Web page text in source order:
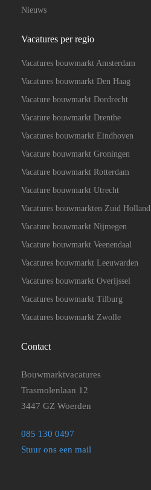
Nieuws
Vacatures per regio
Vacatures bouwmarkt Amsterdam
Vacatures bouwmarkt Den Haag
Vacature bouwmarkt Dordrecht
Vacature bouwmarkt Drenthe
Vacatures bouwmarkt Eindhoven
Vacature bouwmarkt Groningen
Vacature bouwmarkt Rotterdam
Vacature bouwmarkt Utrecht
Vacatures bouwmarkten Zuid Holland
Vacature bouwmarkt Nijmegen
Vacature bouwmarkt Veenendaal
Vacatures bouwmarkt Leeuwarden
Vacatures bouwmarkt Overijssel
Vacatures bouwmarkt Tilburg
Vacatures bouwmarkt Zwolle
Contact
Bouwmarktvacatures
Trasmolenlaan 12
3447 GZ Woerden
085 130 0497
Stuur ons een mail